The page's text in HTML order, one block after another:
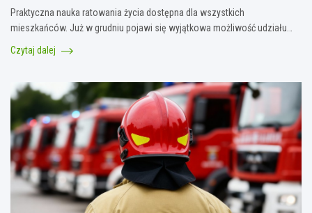
Praktyczna nauka ratowania życia dostępna dla wszystkich
mieszkańców. Już w grudniu pojawi się wyjątkowa możliwość udziału…
Czytaj dalej